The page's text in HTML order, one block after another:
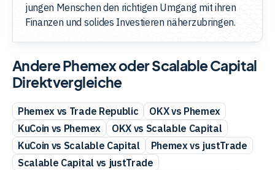
jungen Menschen den richtigen Umgang mit ihren
Finanzen und solides Investieren näherzubringen.
Andere Phemex oder Scalable Capital
Direktvergleiche
Phemex vs Trade Republic
OKX vs Phemex
KuCoin vs Phemex
OKX vs Scalable Capital
KuCoin vs Scalable Capital
Phemex vs justTrade
Scalable Capital vs justTrade